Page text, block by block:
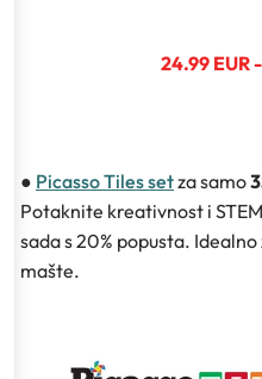
24.99 EUR
● Picasso Tiles setza samo
Potaknite kreativnost i
sada s 20% popusta.
mašte.